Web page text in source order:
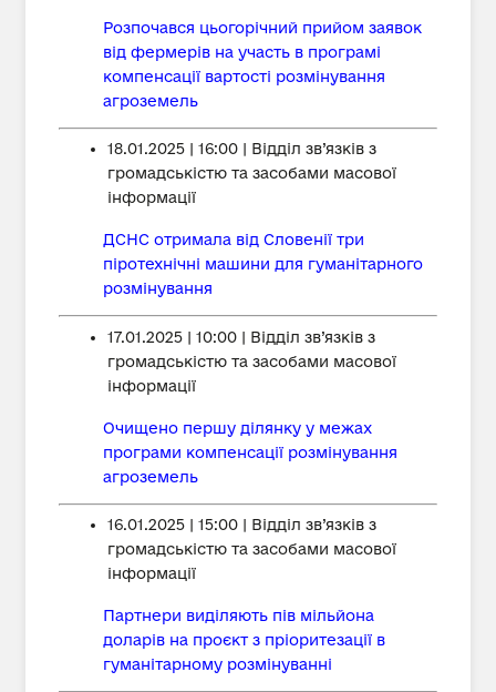
Розпочався цьогорічний прийом заявок
від фермерів на участь в програмі
компенсації вартості розмінування
агроземель
18.01.2025 | 16:00 | Відділ зв’язків з
громадськістю та засобами масової
інформації
ДСНС отримала від Словенії три
піротехнічні машини для гуманітарного
розмінування
17.01.2025 | 10:00 | Відділ зв’язків з
громадськістю та засобами масової
інформації
Очищено першу ділянку у межах
програми компенсації розмінування
агроземель
16.01.2025 | 15:00 | Відділ зв’язків з
громадськістю та засобами масової
інформації
Партнери виділяють пів мільйона
доларів на проєкт з пріоритезації в
гуманітарному розмінуванні